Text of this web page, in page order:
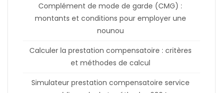
Complément de mode de garde (CMG) :
montants et conditions pour employer une
nounou
Calculer la prestation compensatoire : critères
et méthodes de calcul
Simulateur prestation compensatoire service